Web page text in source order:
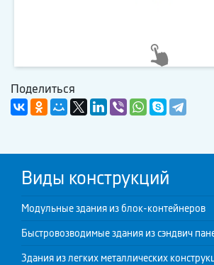
Поделиться
Виды конструкций
Модульные здания из блок-контейнеров
Быстровозводимые здания из сэндвич
Здания из легких металлических